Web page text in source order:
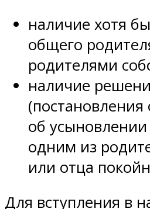
наличие хотя
общего
родителями
наличие
(постановления
об
одним из
или отца
Для вступления в